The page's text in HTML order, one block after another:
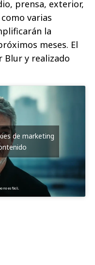
prensa, exterior,
varias
la
meses. El
y realizado
de marketing